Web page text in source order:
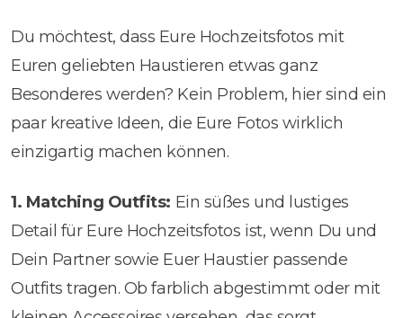
Du möchtest, dass Eure Hochzeitsfotos mit
Euren geliebten Haustieren etwas ganz
Besonderes werden? Kein Problem, hier sind ein
paar kreative Ideen, die Eure Fotos wirklich
einzigartig machen können.
1. Matching Outfits: Ein süßes und lustiges
Detail für Eure Hochzeitsfotos ist, wenn Du und
Dein Partner sowie Euer Haustier passende
Outfits tragen. Ob farblich abgestimmt oder mit